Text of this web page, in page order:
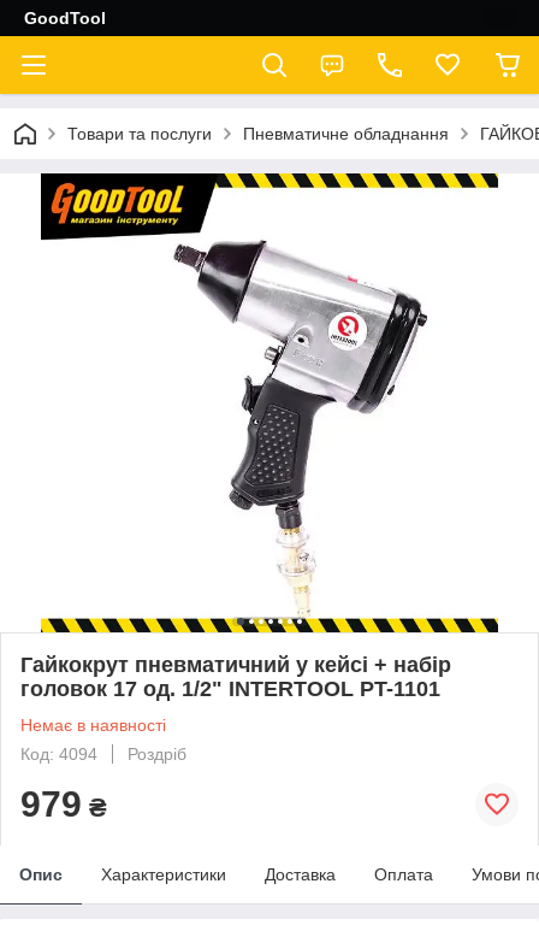
GoodTool
Товари та послуги Пневматичне обладнання
Гайкокрут пневматичний у кейсі + набір
головок 17 од. 1/2" INTERTOOL PT-1101
Немає в наявності
Код: 4094
Роздріб
979 ₴
Опис Характеристики Доставка Оплата Умови